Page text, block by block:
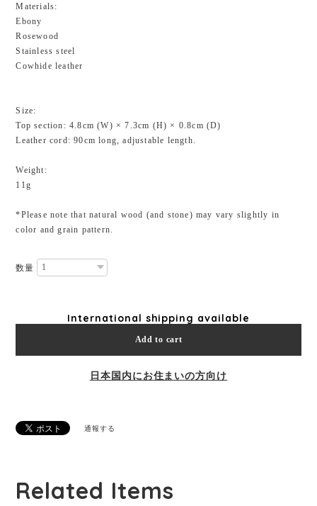
Materials:
Ebony
Rosewood
Stainless steel
Cowhide leather
Size:
Top section: 4.8cm (W) × 7.3cm (H) × 0.8cm (D)
Leather cord: 90cm long, adjustable length.
Weight:
11g
*Please note that natural wood (and stone) may vary slightly in
color and grain pattern.
数量
International shipping available
Add to cart
日本国内にお住まいの方向け
通報する
Related Items